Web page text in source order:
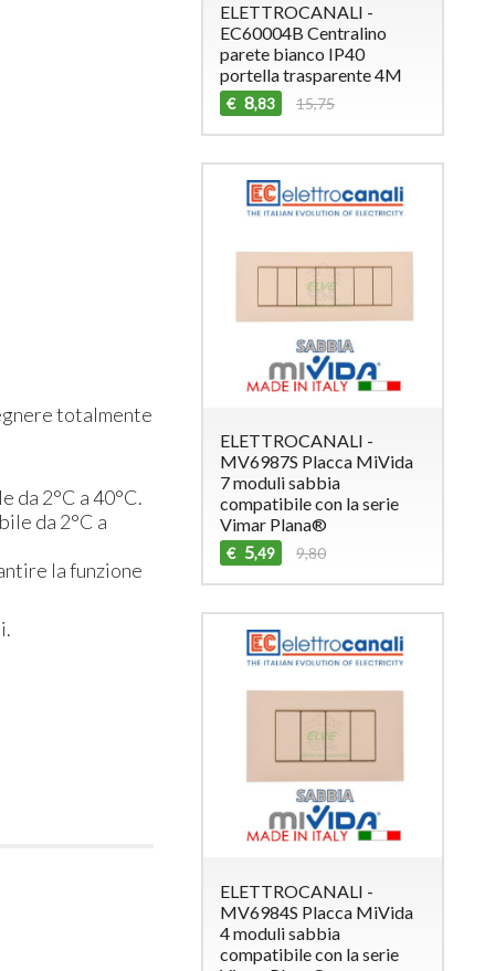
totalmente
da 2°C a 40°C.
da 2°C a
la funzione
ELETTROCANALI -
EC60004B Centralino
parete bianco IP40
portella trasparente 4M
€ 8,83 15,75
ELETTROCANALI -
MV6987S Placca MiVida
7 moduli sabbia
compatibile con la serie
Vimar Plana®
€ 5,49 9,80
ELETTROCANALI -
MV6984S Placca MiVida
4 moduli sabbia
compatibile con la serie